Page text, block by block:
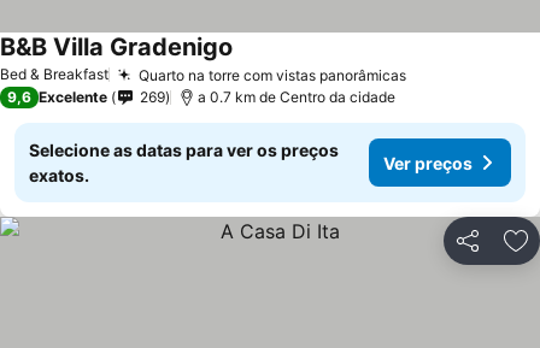
Bed & Breakfast Quarto na torre com vistas panorâmicasVer preços
B&B Villa Gradenigo
9,6 Excelente 269 a 0.7 km de Centro da cidade
Selecione as datas para ver os preços
exatos.
Ver preços
Partilhar